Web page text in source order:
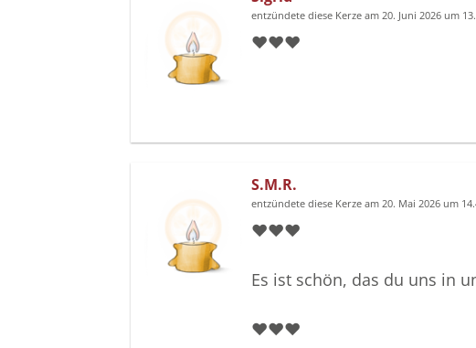
entzündete diese Kerze am 20. Juni 2026 um
❤️❤️❤️
S.M.R.
entzündete diese Kerze am 20. Mai 2026 um
❤️❤️❤️
Es ist schön, das du uns in
❤️❤️❤️